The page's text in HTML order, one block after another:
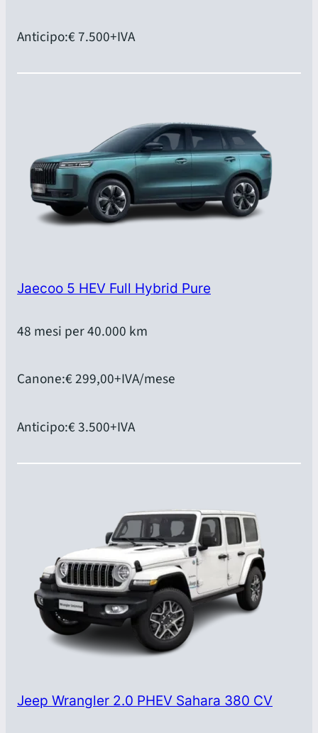
Anticipo:€ 7.500+IVA
Jaecoo 5 HEV Full Hybrid Pure
48 mesi per 40.000 km
Canone:€ 299,00+IVA/mese
Anticipo:€ 3.500+IVA
Jeep Wrangler 2.0 PHEV Sahara 380 CV